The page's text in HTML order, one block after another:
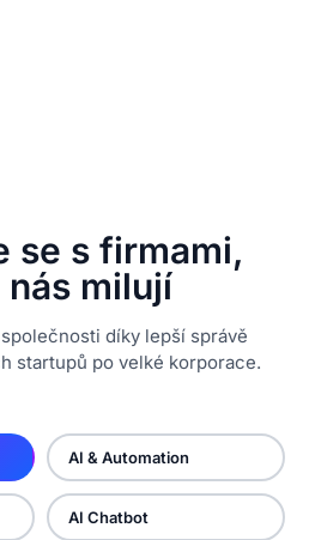
se s firmami,
milují
díky lepší správě
startupů po velké korporace.
AI & Automation
AI Chatbot